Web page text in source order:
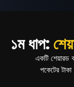
১ম ধাপ:
একটি শেয়ারড
পকেটের